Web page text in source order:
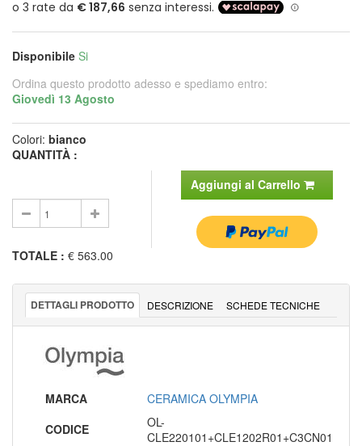
Disponibile Si
Ordina questo prodotto adesso e spediamo entro:
Giovedì 13 Agosto
Colori: bianco
QUANTITÀ :
Aggiungi al Carrello
TOTALE : € 563.00
DETTAGLI PRODOTTO DESCRIZIONE SCHEDE TECNICHE
MARCA
CERAMICA OLYMPIA
CODICE
OL-
CLE220101+CLE1202R01+C3CN01